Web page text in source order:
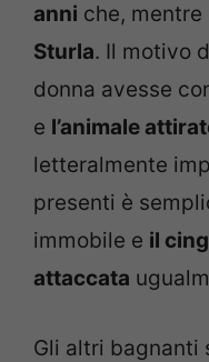
anni che,
Sturla. Il motivo
donna avesse
e l’animale
letteralmente
presenti è
immobile e il
attaccata
Gli altri bagnanti